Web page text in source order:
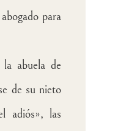
para
la abuela de
de su nieto
adiós», las